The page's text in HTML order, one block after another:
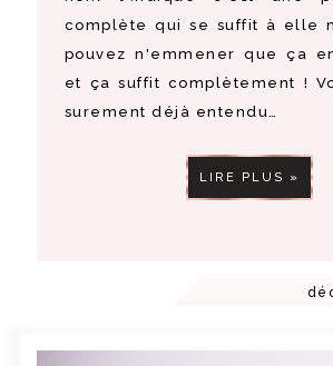
complète qui se suffit à elle
pouvez n'emmener que ça
et ça suffit complètement !
surement déjà entendu…
LIRE PLUS »